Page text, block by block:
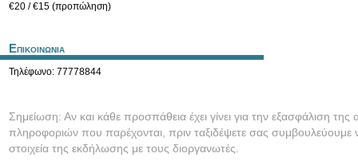
€20 / €15 (προπώληση)
Επικοινωνια
Τηλέφωνο: 77778844
Σημείωση: Αν και κάθε προσπάθεια έχει γίνει για την εξασφάλιση της
πληροφοριών που παρέχονται, πριν ταξιδέψετε σας συμβουλεύουμε
στοιχεία της εκδήλωσης με τους διοργανωτές.